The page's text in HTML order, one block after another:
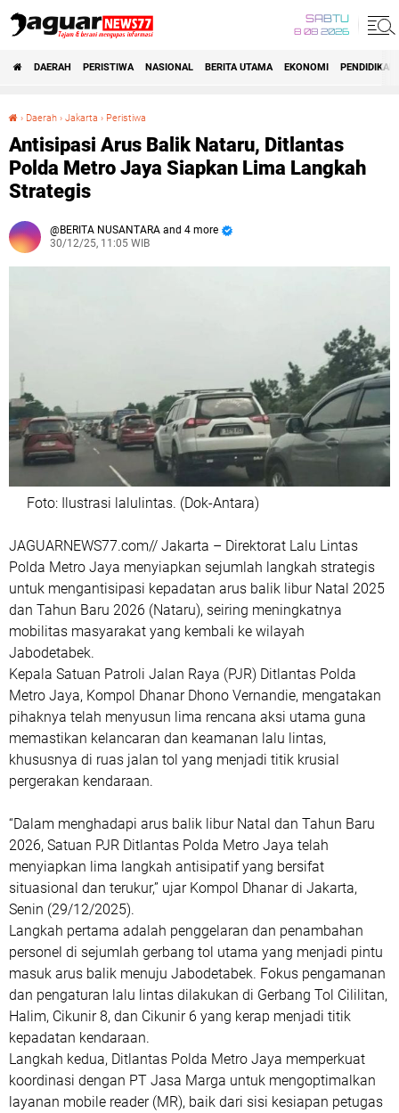
SABTU
8 08 2026
DAERAH PERISTIWA NASIONAL BERITA UTAMA EKONOMI PENDIDIKAN
› Daerah › Jakarta › Peristiwa
Antisipasi Arus Balik Nataru, Ditlantas
Polda Metro Jaya Siapkan Lima Langkah
Strategis
BERITA NUSANTARA and 4 more
30/12/25, 11:05 WIB
Foto: Ilustrasi lalulintas. (Dok-Antara)
JAGUARNEWS77.com// ‎Jakarta – Direktorat Lalu Lintas
Polda Metro Jaya menyiapkan sejumlah langkah strategis
untuk mengantisipasi kepadatan arus balik libur Natal 2025
dan Tahun Baru 2026 (Nataru), seiring meningkatnya
mobilitas masyarakat yang kembali ke wilayah
Jabodetabek.
‎Kepala Satuan Patroli Jalan Raya (PJR) Ditlantas Polda
Metro Jaya, Kompol Dhanar Dhono Vernandie, mengatakan
pihaknya telah menyusun lima rencana aksi utama guna
memastikan kelancaran dan keamanan lalu lintas,
khususnya di ruas jalan tol yang menjadi titik krusial
pergerakan kendaraan.
‎“Dalam menghadapi arus balik libur Natal dan Tahun Baru
2026, Satuan PJR Ditlantas Polda Metro Jaya telah
menyiapkan lima langkah antisipatif yang bersifat
situasional dan terukur,” ujar Kompol Dhanar di Jakarta,
Senin (29/12/2025).
‎Langkah pertama adalah penggelaran dan penambahan
personel di sejumlah gerbang tol utama yang menjadi pintu
masuk arus balik menuju Jabodetabek. Fokus pengamanan
dan pengaturan lalu lintas dilakukan di Gerbang Tol Cililitan,
Halim, Cikunir 8, dan Cikunir 6 yang kerap menjadi titik
kepadatan kendaraan.
‎Langkah kedua, Ditlantas Polda Metro Jaya memperkuat
koordinasi dengan PT Jasa Marga untuk mengoptimalkan
layanan mobile reader (MR), baik dari sisi kesiapan petugas